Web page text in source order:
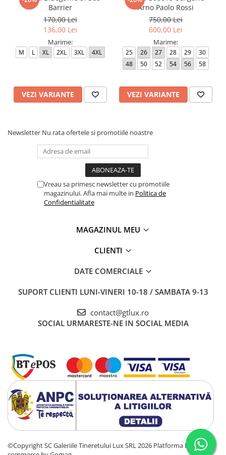
Barrier
170,00 Lei
136,00 Lei
Marime:
M L XL 2XL 3XL 4XL
VEZI VARIANTE
Arno Paolo Rossi
750,00 Lei
600,00 Lei
Marime:
25 26 27 28 29
30
48
50 52 54 56 58
VEZI VARIANTE
Newsletter Nu rata ofertele si promotiile noastre
Vreau sa primesc newsletter cu promotiile
magazinului. Afla mai multe in Politica de
Confidentialitate
MAGAZINUL MEU
CLIENTI
DATE COMERCIALE
SUPORT CLIENTI LUNI-VINERI 10-18 / SAMBATA 9-13
contact@gtlux.ro
SOCIAL URMARESTE-NE IN SOCIAL MEDIA
©Copyright SC Galeriile Tineretului Lux SRL 2026 Platforma E-